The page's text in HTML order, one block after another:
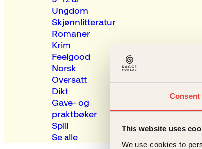
Consent
This website uses
We use cookies to
Ungdom
Skjønnlitteratur
Romaner
Krim
Feelgood
Norsk
Oversatt
Dikt
Gave- og
praktbøker
Spill
Se alle